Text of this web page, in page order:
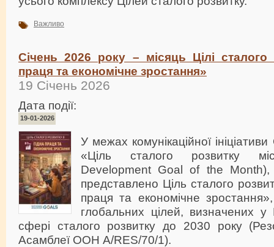
Важливо
Січень 2026 року – місяць Цілі сталого
праця та економічне зростання»
19 Січень 2026
Дата події:
19-01-2026
У межах комунікаційної
«Ціль сталого розвитку
Development Goal of the
представлено Ціль сталого
праця та економічне
глобальних цілей, визначених
сфері сталого розвитку до 2030 року
Асамблеї ООН A/RES/70/1).